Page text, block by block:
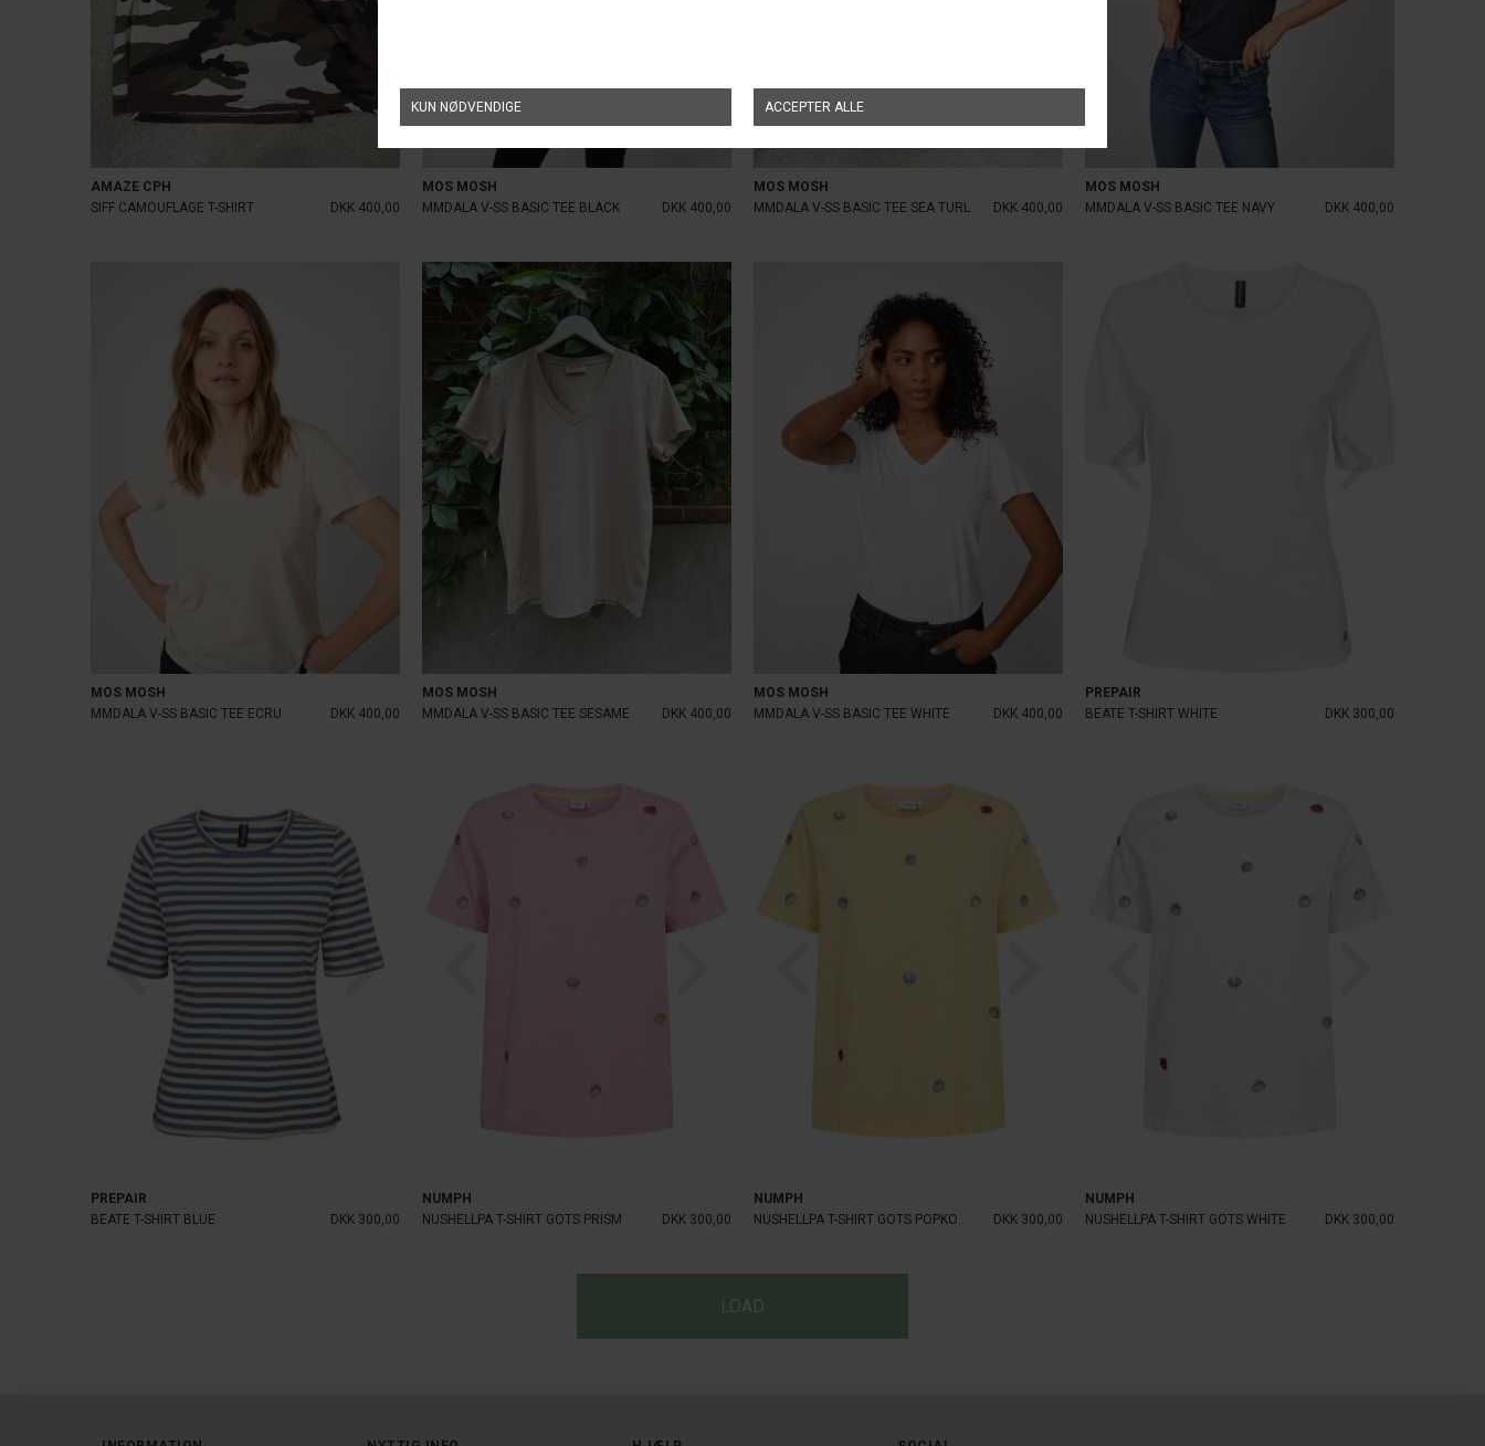
AMAZE CPH
SIFF CAMOUFLAGE T-SHIRT
DKK 400,00
MOS MOSH
MMDALA V-SS BASIC TEE BLACK
DKK 400,00
MOS MOSH
MMDALA V-SS BASIC TEE SEA TURL
DKK 400,00
MOS MOSH
MMDALA V-SS BASIC TEE NAVY
DKK 400,00
MOS MOSH
MMDALA V-SS BASIC TEE ECRU
DKK 400,00
MOS MOSH
MMDALA V-SS BASIC TEE SESAME
DKK 400,00
MOS MOSH
MMDALA V-SS BASIC TEE WHITE
DKK 400,00
PREPAIR
BEATE T-SHIRT WHITE
DKK 300,00
PREPAIR
BEATE T-SHIRT BLUE
DKK 300,00
NUMPH
NUSHELLPA T-SHIRT GOTS PRISM
DKK 300,00
NUMPH
NUSHELLPA T-SHIRT GOTS POPKORN
DKK 300,00
NUMPH
NUSHELLPA T-SHIRT GOTS WHITE
DKK 300,00
LOAD